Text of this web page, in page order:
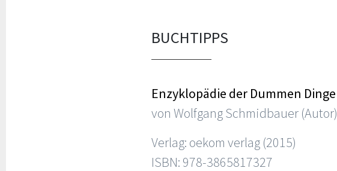
BUCHTIPPS
Enzyklopädie der Dummen Dinge
von Wolfgang Schmidbauer (Autor)
Verlag: oekom verlag (2015)
ISBN: 978-3865817327